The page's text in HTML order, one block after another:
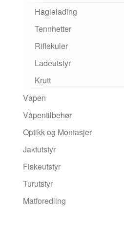
Haglelading
Tennhetter
Riflekuler
Ladeutstyr
Krutt
Våpen
Våpentilbehør
Optikk og Montasjer
Jaktutstyr
Fiskeutstyr
Turutstyr
Matforedling